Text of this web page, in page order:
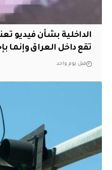
الداخلية بشأن فيديو
تقع داخل العراق وإنما
قبل يوم واحد